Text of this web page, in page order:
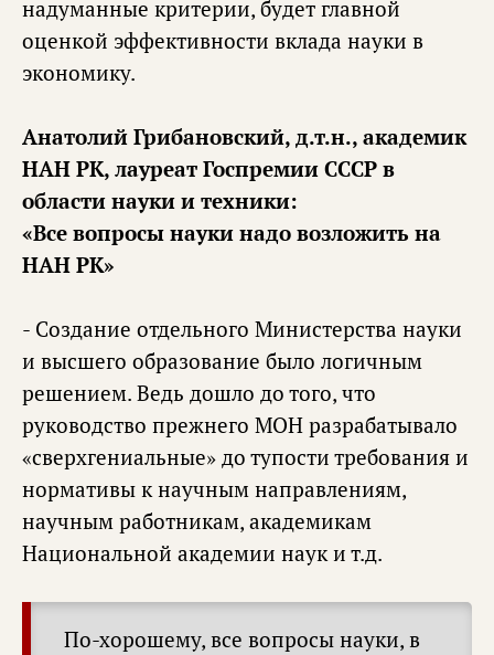
надуманные критерии, будет главной
оценкой эффективности вклада науки в
экономику.
Анатолий Грибановский, д.т.н., академик
НАН РК, лауреат Госпремии СССР в
области науки и техники:
«Все вопросы науки надо возложить на
НАН РК»
- Создание отдельного Министерства науки
и высшего образование было логичным
решением. Ведь дошло до того, что
руководство прежнего МОН разрабатывало
«сверхгениальные» до тупости требования и
нормативы к научным направлениям,
научным работникам, академикам
Национальной академии наук и т.д.
По-хорошему, все вопросы науки, в